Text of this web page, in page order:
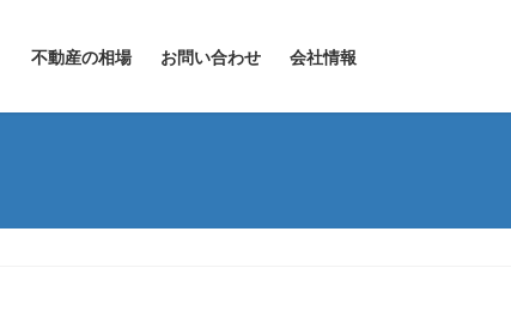
不動産の相場 お問い合わせ 会社情報